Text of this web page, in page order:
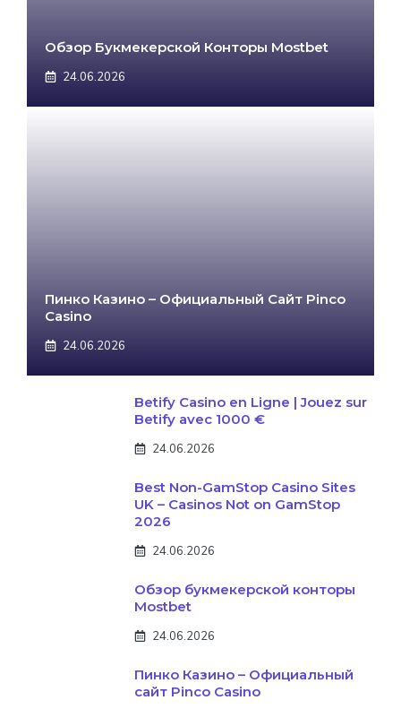
Обзор Букмекерской Конторы Mostbet
24.06.2026
Пинко Казино – Официальный Сайт Pinco
Casino
24.06.2026
Betify Casino en Ligne | Jouez sur
Betify avec 1000 €
24.06.2026
Best Non-GamStop Casino Sites
UK – Casinos Not on GamStop
2026
24.06.2026
Обзор букмекерской конторы
Mostbet
24.06.2026
Пинко Казино – Официальный
сайт Pinco Casino